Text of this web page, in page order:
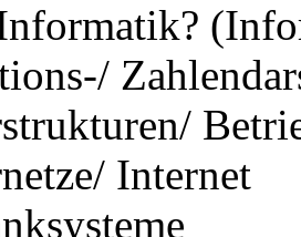
Internet